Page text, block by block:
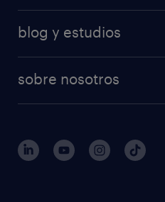
blog y estudios
sobre nosotros